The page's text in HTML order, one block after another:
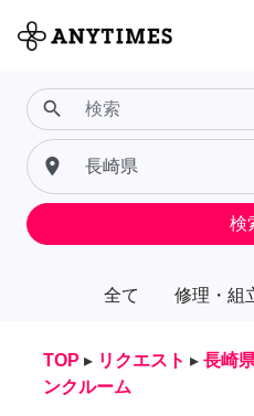
全て 修理・組
search
place
検
TOP ▸ リクエスト ▸ 長崎
ンクルーム